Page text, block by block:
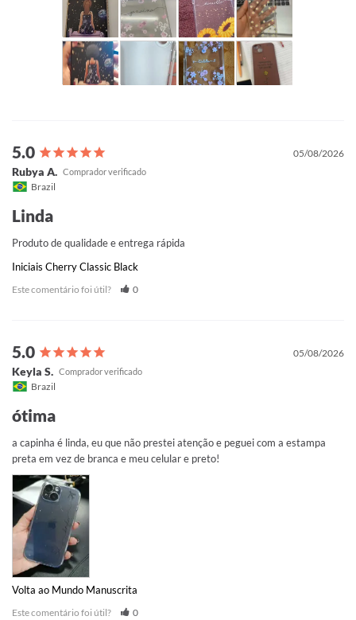
05/08/2026
Rubya A.
Brazil
Linda
Produto de qualidade e entrega rápida
Iniciais Cherry Classic Black
Este comentário foi útil? 0
05/08/2026
Keyla S.
Brazil
ótima
a capinha é linda, eu que não prestei atenção e peguei com a estampa
preta em vez de branca e meu celular e preto!
Volta ao Mundo Manuscrita
Este comentário foi útil? 0